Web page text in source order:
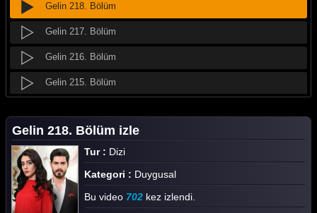
Gelin 218. Bölüm
Gelin 217. Bölüm
Gelin 216. Bölüm
Gelin 215. Bölüm
Gelin 213. Bölüm
Gelin 212. Bölüm
Gelin 211. Bölüm
Gelin 210. Bölüm
Gelin 218. Bölüm izle
Tur : Dizi
Kategori : Duygusal
Bu video 702 kez izlendi.